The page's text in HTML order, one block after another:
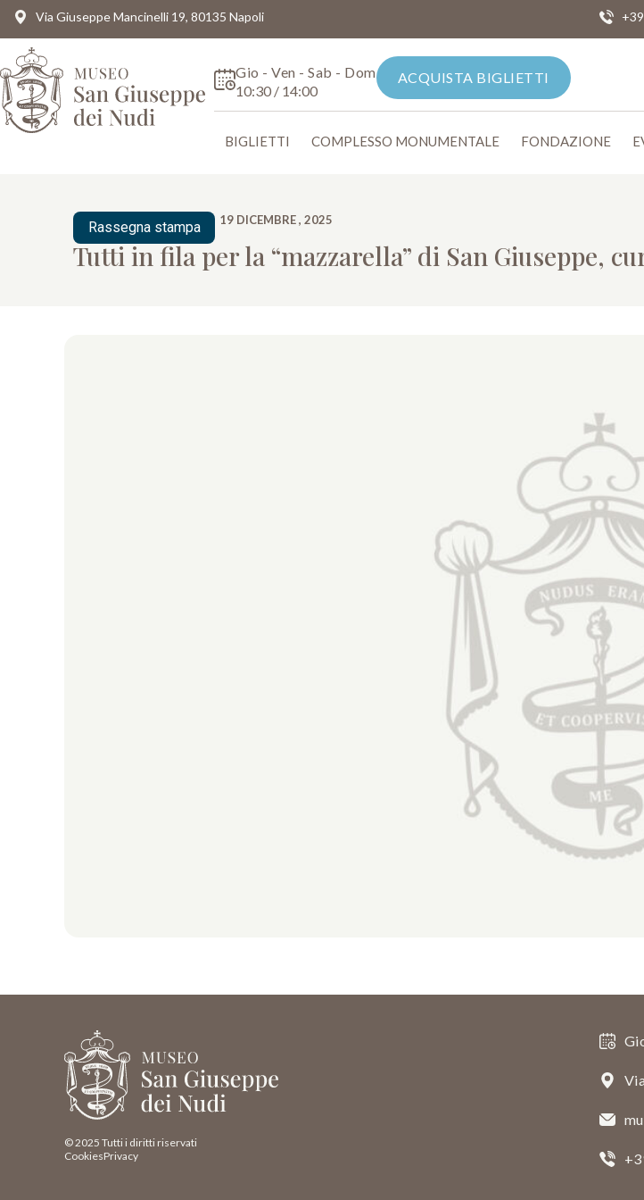
Via Giuseppe Mancinelli 19, 80135 Napoli
Gio - Ven - Sab - Dom
10:30 / 14:00
ACQUISTA BIGLIETTI
BIGLIETTI COMPLESSO MONUMENTALE FONDAZIONE
Rassegna stampa 19 DICEMBRE , 2025
Tutti in fila per la “mazzarella” di San Giuseppe,
© 2025 Tutti i diritti riservati
CookiesPrivacy